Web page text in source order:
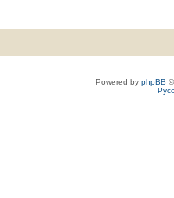
Powered by phpBB